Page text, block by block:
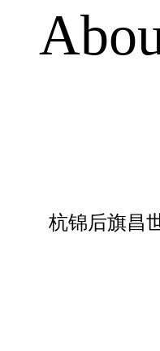
杭锦后旗昌